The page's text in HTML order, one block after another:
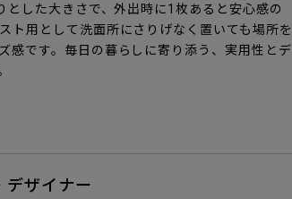
した大きさで、外出時に1枚あると安心感の
ト用として洗面所にさりげなく置いても場所を
感です。毎日の暮らしに寄り添う、実用性とデ
デザイナー